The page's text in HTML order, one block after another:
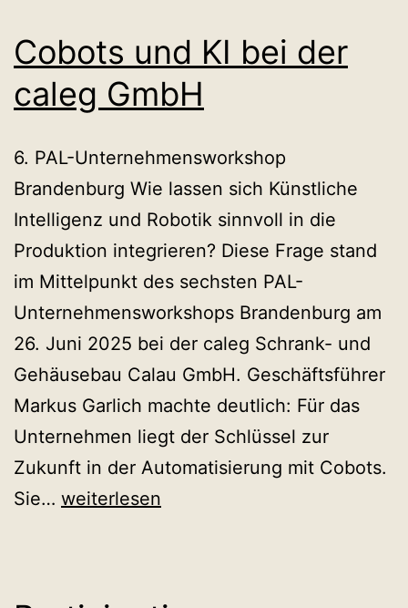
ein
Cobots und KI bei der
caleg GmbH
6. PAL-Unternehmensworkshop
Brandenburg Wie lassen sich Künstliche
Intelligenz und Robotik sinnvoll in die
Produktion integrieren? Diese Frage stand
im Mittelpunkt des sechsten PAL-
Unternehmensworkshops Brandenburg am
26. Juni 2025 bei der caleg Schrank- und
Gehäusebau Calau GmbH. Geschäftsführer
Markus Garlich machte deutlich: Für das
Unternehmen liegt der Schlüssel zur
Zukunft in der Automatisierung mit Cobots.
Sie… Cobots
weiterlesen